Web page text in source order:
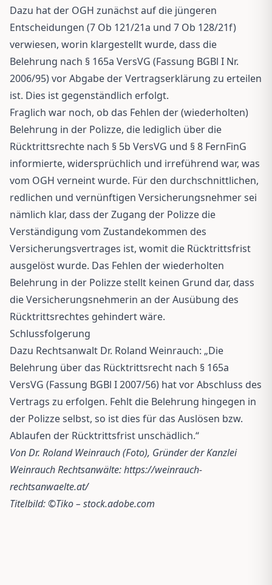
Dazu hat der OGH zunächst auf die jüngeren
Entscheidungen (7 Ob 121/21a und 7 Ob 128/21f)
verwiesen, worin klargestellt wurde, dass die
Belehrung nach § 165a VersVG (Fassung BGBl I Nr.
2006/95) vor Abgabe der Vertragserklärung zu erteilen
ist. Dies ist gegenständlich erfolgt.
Fraglich war noch, ob das Fehlen der (wiederholten)
Belehrung in der Polizze, die lediglich über die
Rücktrittsrechte nach § 5b VersVG und § 8 FernFinG
informierte, widersprüchlich und irreführend war, was
vom OGH verneint wurde. Für den durchschnittlichen,
redlichen und vernünftigen Versicherungsnehmer sei
nämlich klar, dass der Zugang der Polizze die
Verständigung vom Zustandekommen des
Versicherungsvertrages ist, womit die Rücktrittsfrist
ausgelöst wurde. Das Fehlen der wiederholten
Belehrung in der Polizze stellt keinen Grund dar, dass
die Versicherungsnehmerin an der Ausübung des
Rücktrittsrechtes gehindert wäre.
Schlussfolgerung
Dazu Rechtsanwalt Dr. Roland Weinrauch: „Die
Belehrung über das Rücktrittsrecht nach § 165a
VersVG (Fassung BGBl I 2007/56) hat vor Abschluss des
Vertrags zu erfolgen. Fehlt die Belehrung hingegen in
der Polizze selbst, so ist dies für das Auslösen bzw.
Ablaufen der Rücktrittsfrist unschädlich.“
Von Dr. Roland Weinrauch (Foto), Gründer der Kanzlei
Weinrauch Rechtsanwälte:https://weinrauch-
rechtsanwaelte.at/
Titelbild: ©Tiko – stock.adobe.com